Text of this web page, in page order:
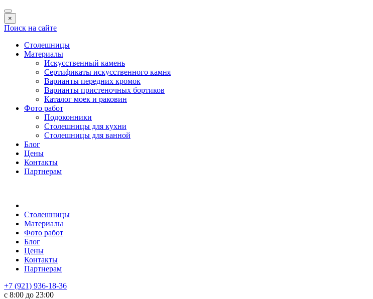
×
Поиск на сайте
Столешницы
Материалы
Искусственный камень
Сертификаты искусственного камня
Варианты передних кромок
Варианты пристеночных бортиков
Каталог моек и раковин
Фото работ
Подоконники
Столешницы для кухни
Столешницы для ванной
Блог
Цены
Контакты
Партнерам
Столешницы
Материалы
Фото работ
Блог
Цены
Контакты
Партнерам
+7 (921) 936-18-36
с 8:00 до 23:00